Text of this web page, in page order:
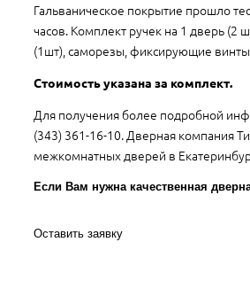
Гальваническое покрытие прошло
часов. Комплект ручек на 1 дверь (2
(1шт), саморезы, фиксирующие
Стоимость указана за комплект.
Для получения более подробной
(343) 361-16-10. Дверная компания
межкомнатных дверей в
Если Вам нужна качественная
Оставить заявку